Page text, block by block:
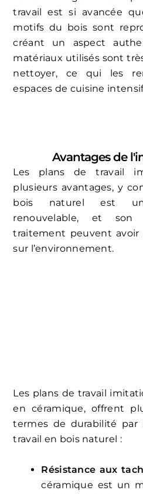
travail est si avancée
motifs du bois sont
créant un aspect
matériaux utilisés sont
nettoyer, ce qui les
espaces de cuisine
Avantages de
Les plans de travail
plusieurs avantages, y
bois naturel est
renouvelable, et
traitement peuvent
sur l’environnement.
Les plans de travail
en céramique, offrent
termes de durabilité par
travail en bois naturel :
Résistance aux
céramique est un